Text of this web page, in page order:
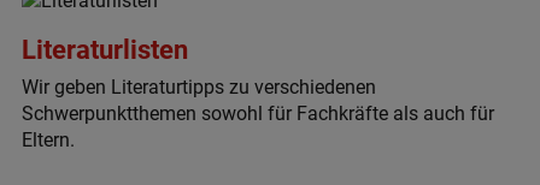
Literaturlisten
Wir geben Literaturtipps zu verschiedenen
Schwerpunktthemen sowohl für Fachkräfte als auch für
Eltern.